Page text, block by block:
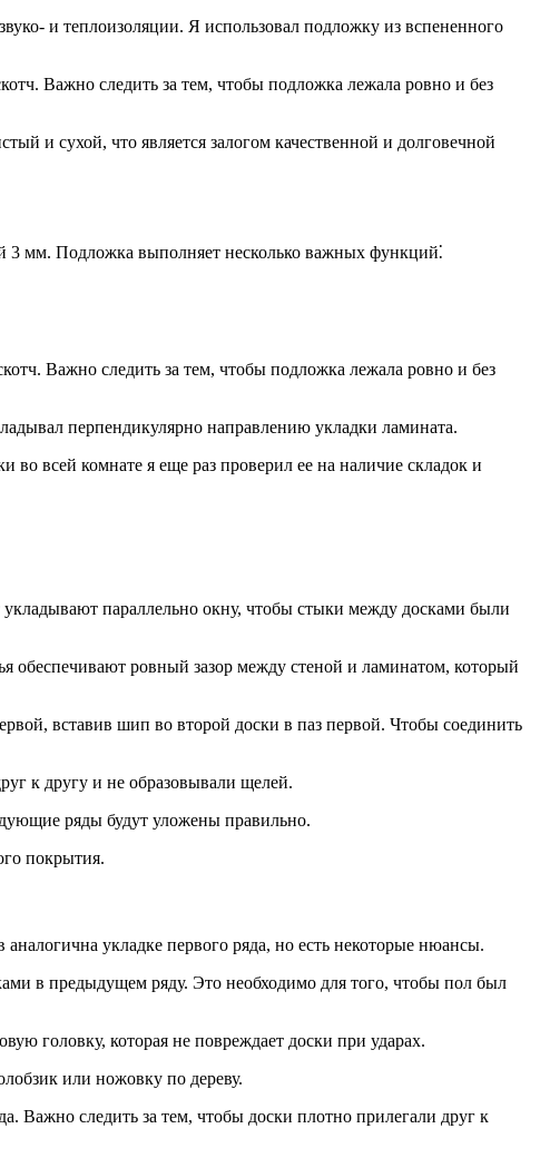
и теплоизоляции. Я использовал подложку из вспененного
Важно следить за тем, чтобы подложка лежала ровно и без
и сухой, что является залогом качественной и долговечной
3 мм. Подложка выполняет несколько важных функций⁚
Важно следить за тем, чтобы подложка лежала ровно и без
перпендикулярно направлению укладки ламината.
всей комнате я еще раз проверил ее на наличие складок и
укладывают параллельно окну, чтобы стыки между досками были
обеспечивают ровный зазор между стеной и ламинатом, который
вставив шип во второй доски в паз первой. Чтобы соединить
к другу и не образовывали щелей.
ряды будут уложены правильно.
покрытия.
укладке первого ряда, но есть некоторые нюансы.
в предыдущем ряду. Это необходимо для того, чтобы пол был
головку, которая не повреждает доски при ударах.
или ножовку по дереву.
Важно следить за тем, чтобы доски плотно прилегали друг к